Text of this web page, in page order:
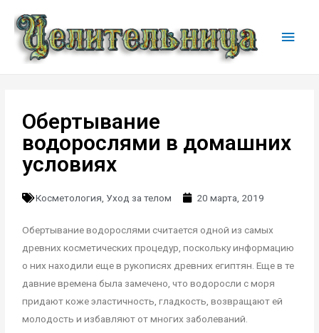
Обертывание
водорослями в домашних
условиях
Косметология Уход за телом 20 марта, 2019
Обертывание водорослями считается одной из самых
древних косметических процедур, поскольку информацию
о них находили еще в рукописях древних египтян. Еще в те
давние времена была замечено, что водоросли с моря
придают коже эластичность, гладкость, возвращают ей
молодость и избавляют от многих заболеваний.